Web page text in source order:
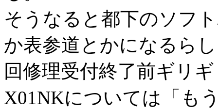
そうなると都下のソフ
か表参道とかになるら
回修理受付終了前ギリ
X01NKについては「 も